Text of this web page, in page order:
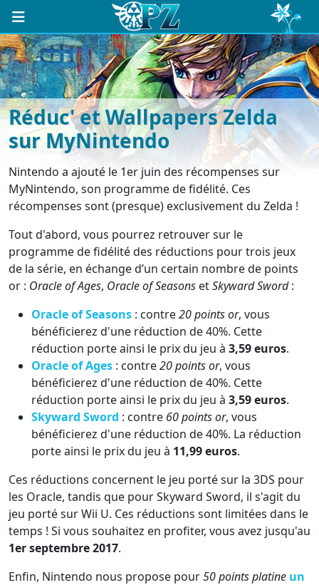
Réduc' et Wallpapers Zelda
sur MyNintendo
Nintendo a ajouté le 1er juin des récompenses sur
MyNintendo, son programme de fidélité. Ces
récompenses sont (presque) exclusivement du Zelda !
Tout d'abord, vous pourrez retrouver sur le
programme de fidélité des réductions pour trois jeux
de la série, en échange d’un certain nombre de points
or : Oracle of Ages, Oracle of Seasons etSkyward Sword:
Oracle of Seasons : contre20 points or, vous
bénéficierez d'une réduction de 40%. Cette
réduction porte ainsi le prix du jeu à 3,59 euros.
Oracle of Ages : contre20 points or, vous
bénéficierez d'une réduction de 40%. Cette
réduction porte ainsi le prix du jeu à 3,59 euros.
Skyward Sword : contre 60 points or, vous
bénéficierez d'une réduction de 40%. La réduction
porte ainsi le prix du jeu à 11,99 euros.
Ces réductions concernent le jeu porté sur la 3DS pour
les Oracle, tandis que pour Skyward Sword, il s'agit du
jeu porté sur Wii U. Ces réductions sont limitées dans le
temps ! Si vous souhaitez en profiter, vous avez jusqu'au
1er septembre 2017.
Enfin, Nintendo nous propose pour50 points platine un